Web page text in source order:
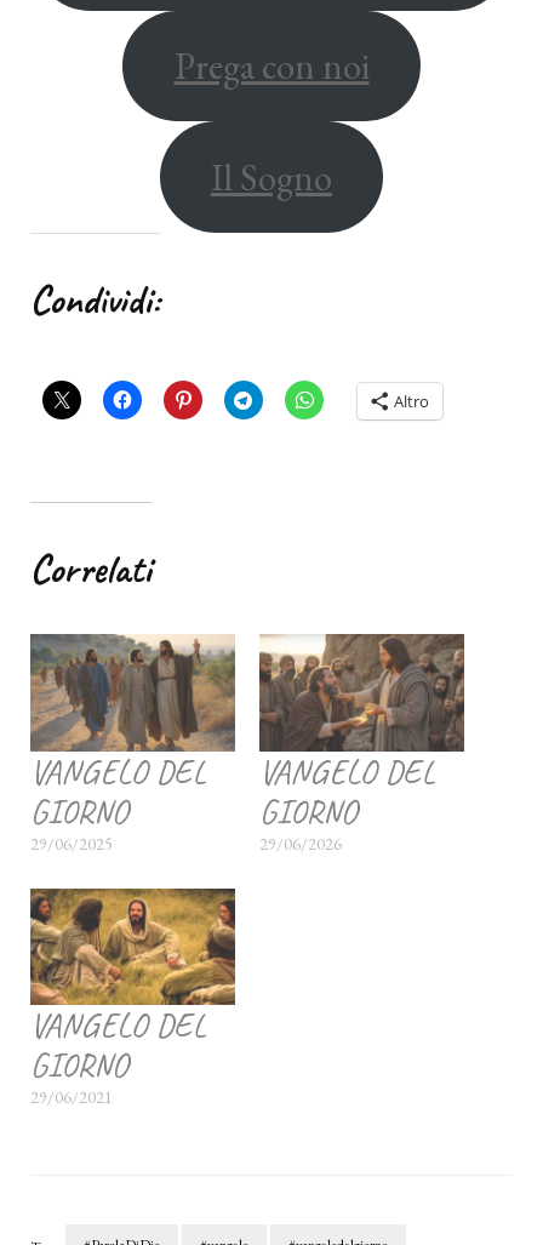
Prega con noi
Il Sogno
Condividi:
Altro
Correlati
VANGELO DEL
GIORNO
29/06/2025
VANGELO DEL
GIORNO
29/06/2026
VANGELO DEL
GIORNO
29/06/2021